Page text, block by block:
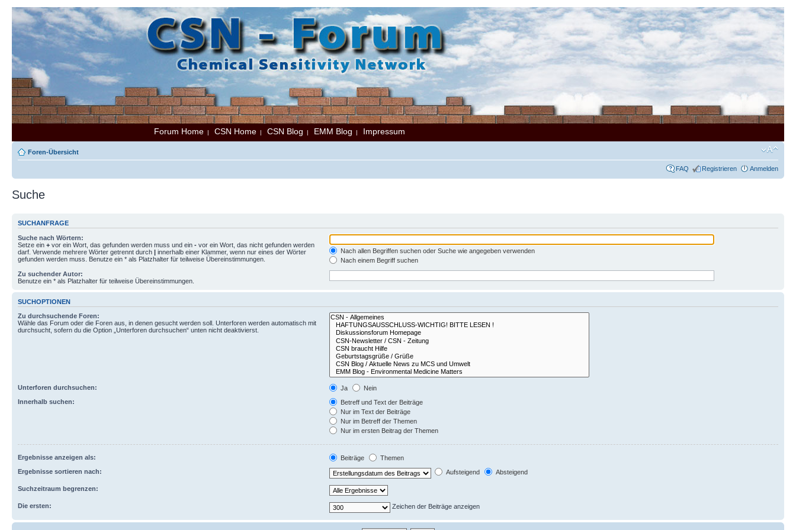
Forum Home | CSN Home | CSN Blog | EMM Blog | Impressum
Foren-Übersicht
FAQ Registrieren Anmelden
Suche
SUCHANFRAGE
Suche nach Wörtern:
Setze ein + vor ein Wort, das gefunden werden muss und ein - vor ein Wort, das nicht gefunden werden
darf. Verwende mehrere Wörter getrennt durch | innerhalb einer Klammer, wenn nur eines der Wörter
gefunden werden muss. Benutze ein * als Platzhalter für teilweise Übereinstimmungen.
Nach allen Begriffen suchen oder Suche wie angegeben verwenden
Nach einem Begriff suchen
Zu suchender Autor:
Benutze ein * als Platzhalter für teilweise Übereinstimmungen.
SUCHOPTIONEN
Zu durchsuchende Foren:
Wähle das Forum oder die Foren aus, in denen gesucht werden soll. Unterforen werden automatisch mit
durchsucht, sofern du die Option „Unterforen durchsuchen“ unten nicht deaktivierst.
Unterforen durchsuchen: Ja
Nein
Innerhalb suchen:
Betreff und Text der Beiträge
Nur im Text der Beiträge
Nur im Betreff der Themen
Nur im ersten Beitrag der Themen
Ergebnisse anzeigen als: Beiträge
Themen
Ergebnisse sortieren nach:
Aufsteigend Absteigend
Suchzeitraum begrenzen:
Die ersten: Zeichen der Beiträge anzeigen